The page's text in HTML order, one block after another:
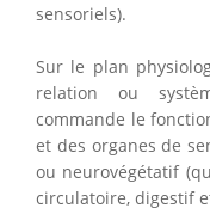
sensoriels).
Sur le plan
relation ou
commande le
et des organes de
ou neurovégétatif
circulatoire, digestif